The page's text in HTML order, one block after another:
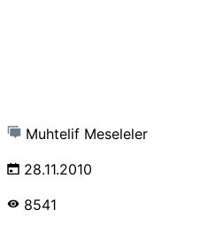
Muhtelif Meseleler
28.11.2010
8541